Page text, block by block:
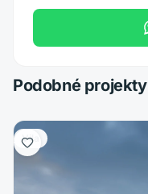
Podobné projekty
Vila